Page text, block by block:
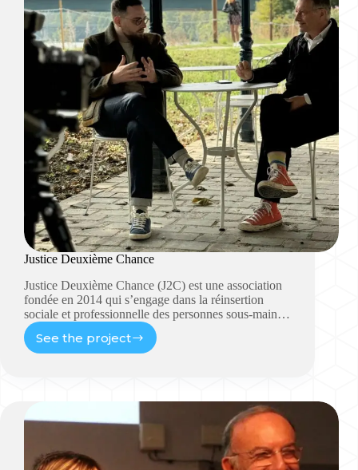
Justice Deuxième Chance
Justice Deuxième Chance (J2C) est une association
fondée en 2014 qui s’engage dans la réinsertion
sociale et professionnelle des personnes sous-main…
See the project